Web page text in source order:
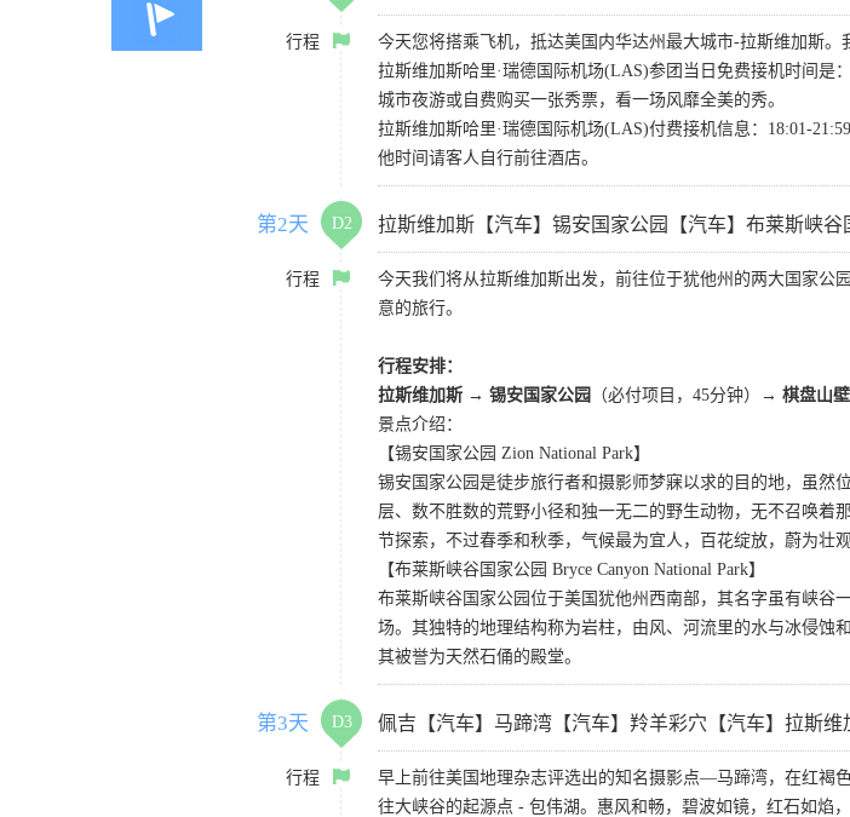
行程
今天您将搭乘飞机，抵达美国内华达州最大城市-拉斯维加斯
拉斯维加斯哈里·瑞德国际机场(LAS)参团当日免费接机时间是
城市夜游或自费购买一张秀票，看一场风靡全美的秀。
拉斯维加斯哈里·瑞德国际机场(LAS)付费接机信息：18:01-
他时间请客人自行前往酒店。
第2天 D2 拉斯维加斯【汽车】锡安国家公园【汽车】布莱斯峡谷
行程
今天我们将从拉斯维加斯出发，前往位于犹他州的两大国家公
意的旅行。
行程安排：
拉斯维加斯 → 锡安国家公园 （必付项目，45分钟）→ 棋盘山
景点介绍：
【锡安国家公园 Zion National Park】
锡安国家公园是徒步旅行者和摄影师梦寐以求的目的地，虽然
层、数不胜数的荒野小径和独一无二的野生动物，无不召唤
节探索，不过春季和秋季，气候最为宜人，百花绽放，蔚为壮观
【布莱斯峡谷国家公园 Bryce Canyon National Park】
布莱斯峡谷国家公园位于美国犹他州西南部，其名字虽有峡谷
场。其独特的地理结构称为岩柱，由风、河流里的水与冰侵蚀
其被誉为天然石俑的殿堂。
第3天 D3 佩吉【汽车】马蹄湾【汽车】羚羊彩穴【汽车】拉斯维
行程
早上前往美国地理杂志评选出的知名摄影点—马蹄湾，在红褐
往大峡谷的起源点 - 包伟湖。惠风和畅，碧波如镜，红石如焰